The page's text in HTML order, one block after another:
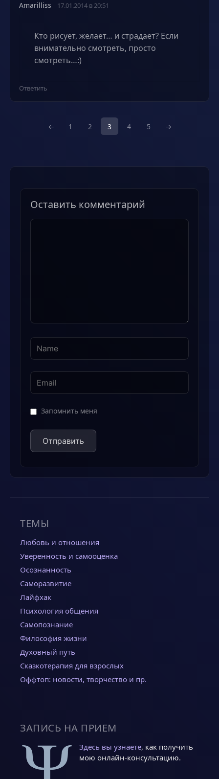
Amarilliss 17.01.2014 в 20:51
Кто рисует, желает… и страдает? Если
внимательно смотреть, просто
смотреть…:)
Ответить
← 1 2 3 4 5 →
Оставить комментарий
Комментарий
Запомнить меня
ТЕМЫ
Любовь и отношения
Уверенность и самооценка
Осознанность
Саморазвитие
Лайфхак
Психология общения
Самопознание
Философия жизни
Духовный путь
Сказкотерапия для взрослых
Оффтоп: новости, творчество и пр.
ЗАПИСЬ НА ПРИЕМ
Здесь вы узнаете, как получить
мою онлайн-консультацию.